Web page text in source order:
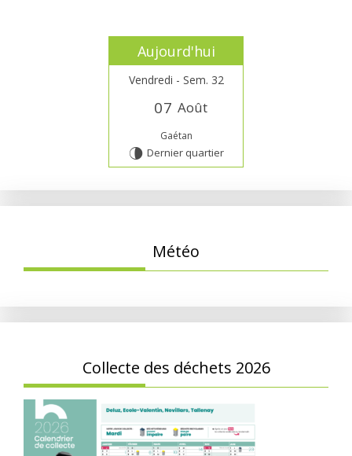
Aujourd'hui
Vendredi - Sem. 32
07 Août
Gaétan
U Dernier quartier
Météo
Collecte des déchets 2026